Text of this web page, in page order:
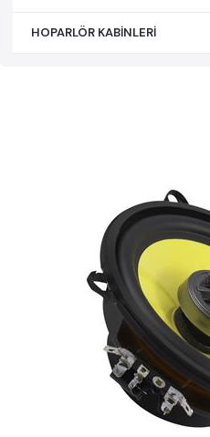
HOPARLÖR KABİNLERİ